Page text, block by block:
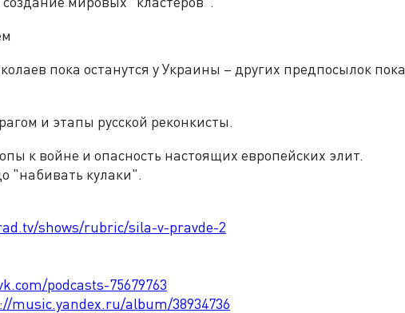
пока останутся у Украины – других предпосылок пока
и этапы русской реконкисты.
к войне и опасность настоящих европейских элит.
"набивать кулаки".
shows/rubric/sila-v-pravde-2
podcasts-75679763
music.yandex.ru/album/38934736